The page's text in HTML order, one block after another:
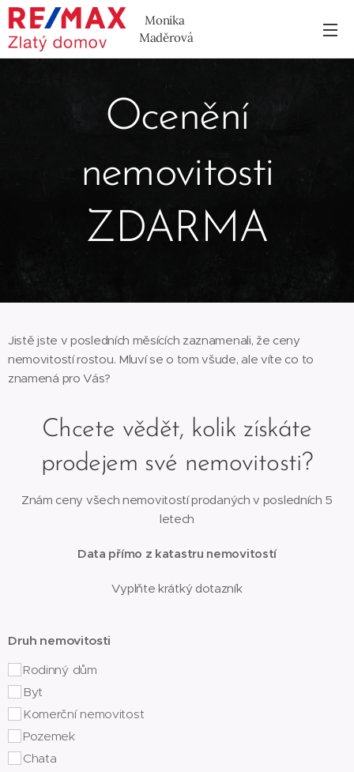
Monika
Maděrová
Ocenění
nemovitosti
ZDARMA
Jistě jste v posledních měsících zaznamenali, že ceny
nemovitostí rostou. Mluví se o tom všude, ale víte co to
znamená pro Vás?
Chcete vědět, kolik získáte
prodejem své nemovitosti?
Znám ceny všech nemovitostí prodaných v posledních 5
letech
Data přímo z katastru nemovitostí
Vyplňte krátký dotazník
Druh nemovitosti
Rodinný dům
Byt
Komerční nemovitost
Pozemek
Chata